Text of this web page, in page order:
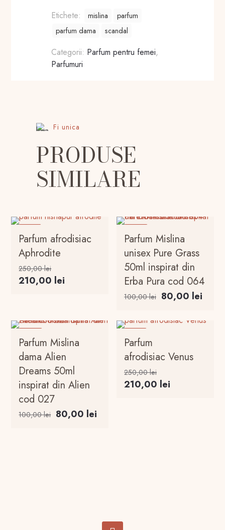
Etichete: mislina
parfum
parfum dama
scandal
Categorii: Parfum pentru femei,
Parfumuri
Fi unica
PRODUSE
SIMILARE
Parfum afrodisiac
Aphrodite
250,00lei
inițial
210,00 lei
Parfum Mislina
unisex Pure Grass
50ml inspirat din
Erba Pura cod 064
100,00lei Prețul
a
80,00 lei
este:
Parfum Mislina
dama Alien
Dreams 50ml
inspirat din Alien
cod 027
100,00lei Prețul
80,00 lei
Parfum
afrodisiac Venus
250,00lei
inițial
210,00 lei